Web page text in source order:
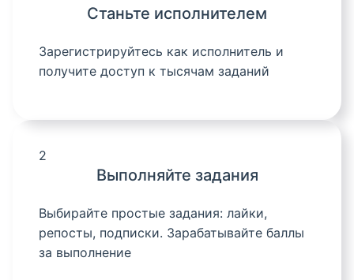
Станьте исполнителем
Зарегистрируйтесь как исполнитель и
получите доступ к тысячам заданий
2
Выполняйте задания
Выбирайте простые задания: лайки,
репосты, подписки. Зарабатывайте баллы
за выполнение